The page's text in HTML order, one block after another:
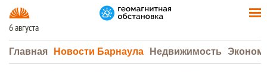
6 августа
Главная Новости Барнаула Недвижимость